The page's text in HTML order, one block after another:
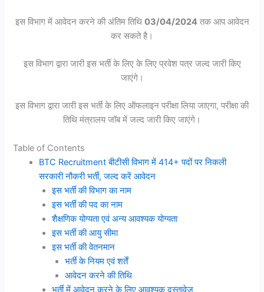
इस विभाग में आवेदन करने की अंतिम तिथि 03/04/2024तक आप आवेदन
कर सकते है।
इस विभाग द्वारा जारी इस भर्ती के लिए के लिए प्रवेश पत्र जल्द जारी किए
जाएंगे।
इस विभाग द्वारा जारी इस भर्ती के लिए ऑफलाइन परीक्षा लिया जाएगा, परीक्षा की
तिथि मंत्रालय जॉब में जल्द जारी किए जाएंगे।
Table of Contents
BTC Recruitment बीटीसी विभाग में 414+ पदों पर निकली
सरकारी नौकरी भर्ती, जल्द करें आवेदन
इस भर्ती की विभाग का नाम
इस भर्ती की पद का नाम
शैक्षणिक योग्यता एवं अन्य आवश्यक योग्यता
इस भर्ती की आयु सीमा
इस भर्ती की वेतनमान
भर्ती के नियम एवं शर्तें
आवेदन करने की तिथि
भर्ती में आवेदन करने के लिए आवश्यक दस्तावेज